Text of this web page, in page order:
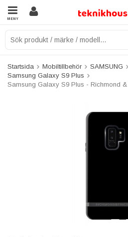
MENY
Startsida Mobiltillbehör
SAMSUNG
Samsung Galaxy S9 Plus
Samsung Galaxy S9 Plus - Richmond